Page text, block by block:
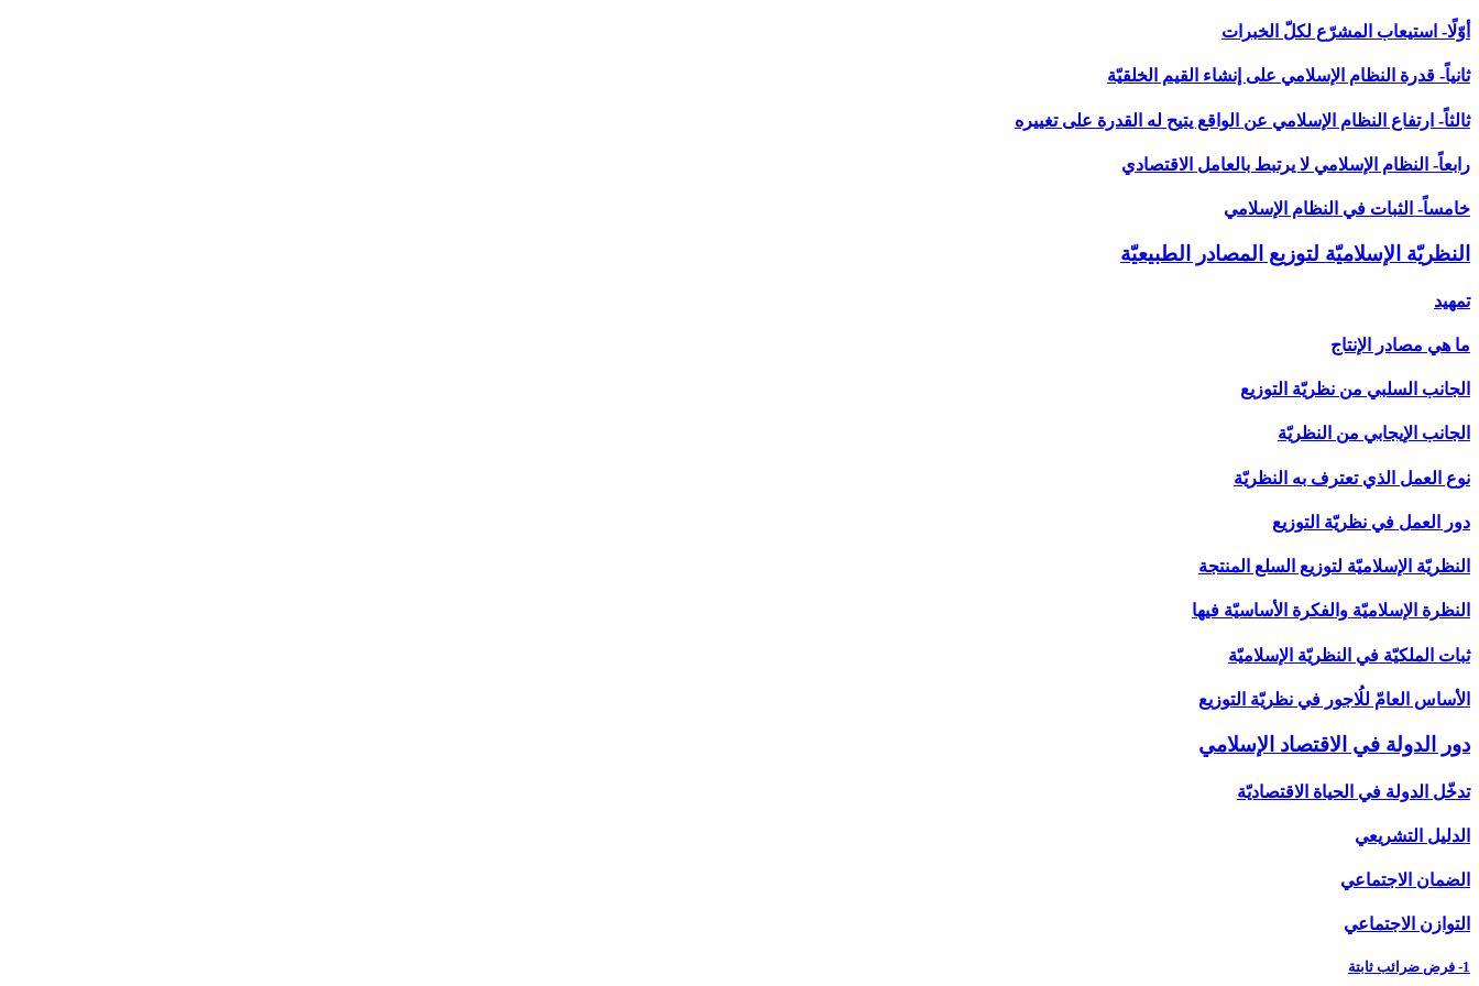
أوّلًا- استيعاب المشرّع لكلّ الخبرات
ثانياً- قدرة النظام الإسلامي على إنشاء القيم الخلقيّة
ثالثاً- ارتفاع النظام الإسلامي عن الواقع يتيح له القدرة على تغييره
رابعاً- النظام الإسلامي لا يرتبط بالعامل الاقتصادي
خامساً- الثبات في النظام الإسلامي
النظريّة الإسلاميّة لتوزيع المصادر الطبيعيّة
تمهيد
ما هي مصادر الإنتاج
الجانب السلبي من نظريّة التوزيع
الجانب الإيجابي من النظريّة
نوع العمل الذي تعترف به النظريّة
دور العمل في نظريّة التوزيع
النظريّة الإسلاميّة لتوزيع السلع المنتجة
النظرة الإسلاميّة والفكرة الأساسيّة فيها
ثبات الملكيّة في النظريّة الإسلاميّة
الأساس العامّ للُاجور في نظريّة التوزيع
دور الدولة في الاقتصاد الإسلامي‏
تدخّل الدولة في الحياة الاقتصاديّة
الدليل التشريعي
الضمان الاجتماعي
التوازن الاجتماعي
1- فرض ضرائب ثابتة